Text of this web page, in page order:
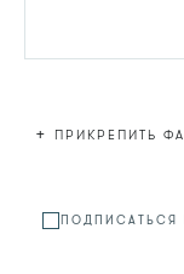
+ ПРИКРЕПИТЬ
ПОДПИСАТЬСЯ